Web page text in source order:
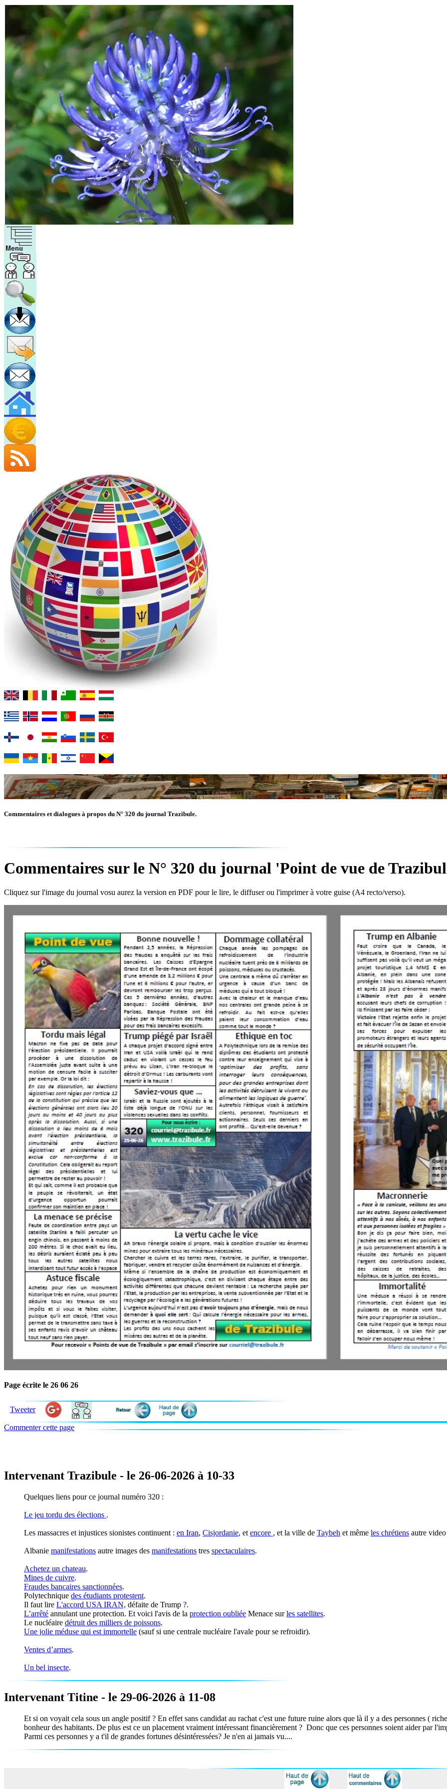
Commentaires et dialogues à propos du N° 320 du journal Trazibule.
Commentaires sur le N° 320 du journal 'Point de vue de
Cliquez sur l'image du journal vosu aurez la version en PDF pour le lire, le diffuser ou l'imprimer à votre guise (A4 recto/verso).
Page écrite le 26 06 26
Tweeter
Commenter cette page
Intervenant Trazibule - le 26-06-2026 à 10-33
Quelques liens pour ce journal numéro 320 :
Le jeu tordu des élections .
Les massacres et injustices sionistes continuent : en Iran, Cisjordanie, et encore , et la ville de Taybeh et même les chrétiens autre
Albanie manifestations autre images des manifestations tres spectaculaires.
Achetez un chateau.
Mines de cuivre.
Fraudes bancaires sanctionnées.
Polytechnique des étudiants protestent.
Il faut lire L'accord USA IRAN, défaite de Trump ?.
L’arrêté annulant une protection. Et voici l'avis de la protection oubliée Menace surles satellites.
Le nucléaire détruit des milliers de poissons.
Une jolie méduse qui est immortelle (sauf si une centrale nucléaire l'avale pour se refroidir).
Ventes d’armes.
Un bel insecte.
Intervenant Titine - le 29-06-2026 à 11-08
Et si on voyait cela sous un angle positif ? En effet sans candidat au rachat c'est une future ruine alors que là il y a des personnes (
bonheur des habitants. De plus est ce un placement vraiment intéressant financièrement ? Donc que ces personnes soient aider par
Parmi ces personnes y a t'il de grandes fortunes désintéressées? Je n'en ai jamais vu....